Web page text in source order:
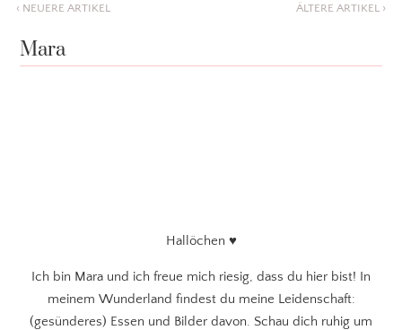
‹ NEUERE ARTIKEL ÄLTERE ARTIKEL ›
Mara
Hallöchen ♥
Ich bin Mara und ich freue mich riesig, dass du hier bist! In
meinem Wunderland findest du meine Leidenschaft:
(gesünderes) Essen und Bilder davon. Schau dich ruhig um